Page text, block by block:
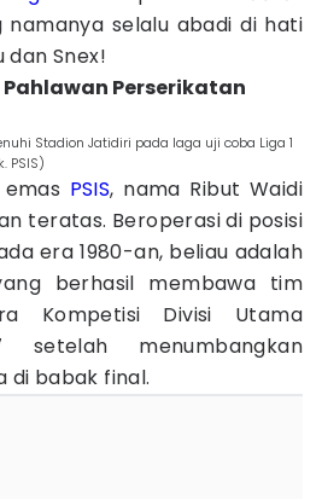
selalu abadi di hati
dan Snex!
Pahlawan Perserikatan
Stadion Jatidiri pada laga uji coba Liga 1
PSIS)
PSIS, nama Ribut Waidi
teratas. Beroperasi di posisi
era 1980-an, beliau adalah
berhasil membawa tim
Kompetisi Divisi Utama
setelah menumbangkan
di babak final.